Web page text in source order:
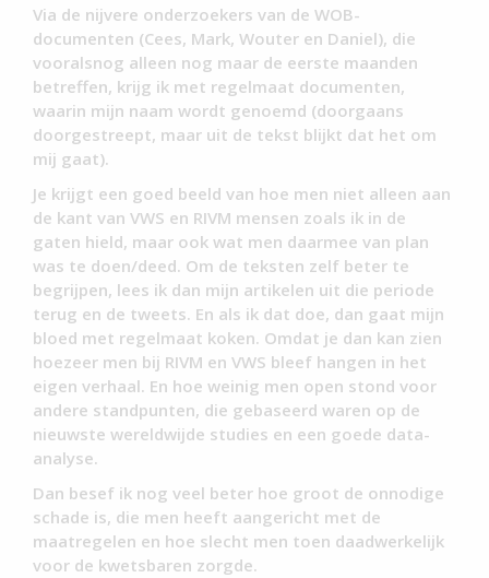
Via de nijvere onderzoekers van de WOB-
documenten (Cees, Mark, Wouter en Daniel), die
vooralsnog alleen nog maar de eerste maanden
betreffen, krijg ik met regelmaat documenten,
waarin mijn naam wordt genoemd (doorgaans
doorgestreept, maar uit de tekst blijkt dat het om
mij gaat).
Je krijgt een goed beeld van hoe men niet alleen aan
de kant van VWS en RIVM mensen zoals ik in de
gaten hield, maar ook wat men daarmee van plan
was te doen/deed. Om de teksten zelf beter te
begrijpen, lees ik dan mijn artikelen uit die periode
terug en de tweets. En als ik dat doe, dan gaat mijn
bloed met regelmaat koken. Omdat je dan kan zien
hoezeer men bij RIVM en VWS bleef hangen in het
eigen verhaal. En hoe weinig men open stond voor
andere standpunten, die gebaseerd waren op de
nieuwste wereldwijde studies en een goede data-
analyse.
Dan besef ik nog veel beter hoe groot de onnodige
schade is, die men heeft aangericht met de
maatregelen en hoe slecht men toen daadwerkelijk
voor de kwetsbaren zorgde.